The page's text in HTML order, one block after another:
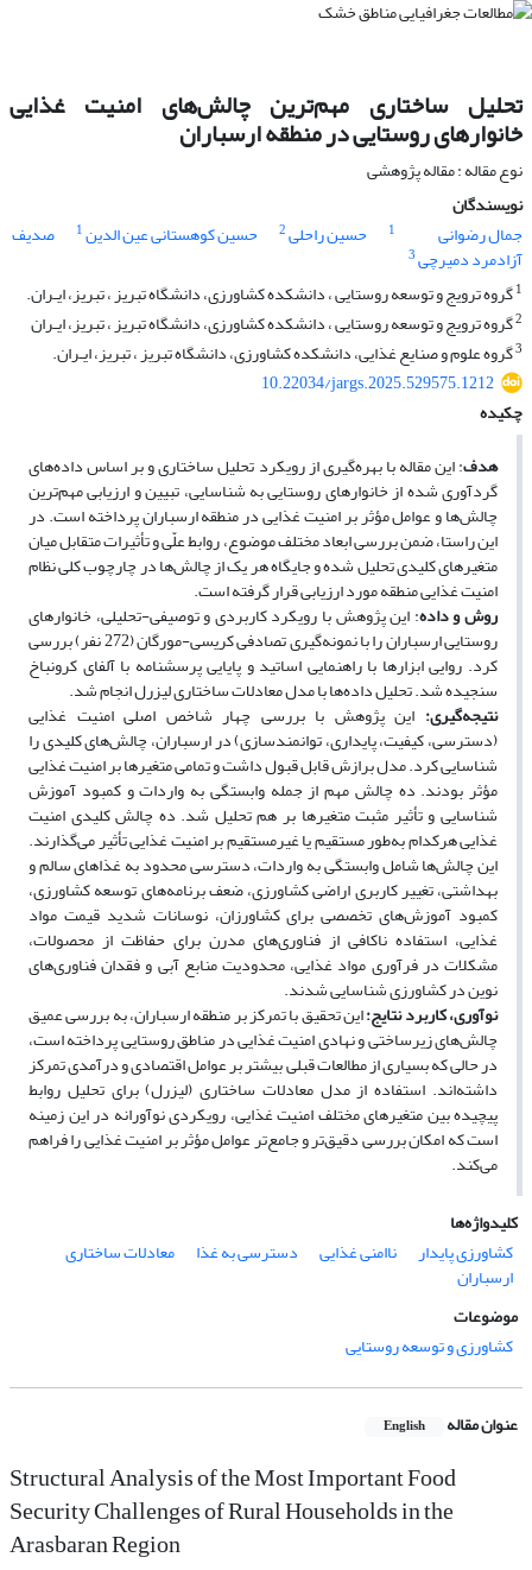
تحلیل ساختاری مهم‌ترین چالش‌های امنیت غذایی
خانوارهای روستایی در منطقه ارسباران
نوع مقاله : مقاله پژوهشی
نویسندگان
جمال رضوانی
1 حسین راحلی2 حسین کوهستانی عین الدین1 صدیف
آزادمرد دمیرچی3
1گروه ترویج و توسعه روستایی ، دانشکده کشاورزی، دانشگاه تبریز ، تبریز، ایـران.
2گروه ترویج و توسعه روستایی ، دانشکده کشاورزی، دانشگاه تبریز ، تبریز، ایـران
3گروه علوم و صنایع غذایی، دانشکده کشاورزی، دانشگاه تبریز ، تبریز، ایـران.
10.22034/jargs.2025.529575.1212
چکیده
هدف:این مقاله با بهره‌گیری از رویکرد تحلیل ساختاری و بر اساس داده‌های
گردآوری ‌شده از خانوارهای روستایی به شناسایی، تبیین و ارزیابی مهم‌ترین
چالش‌ها و عوامل مؤثر بر امنیت غذایی در منطقه ارسباران پرداخته است. در
این راستا، ضمن بررسی ابعاد مختلف موضوع، روابط علّی و تأثیرات متقابل میان
متغیرهای کلیدی تحلیل شده و جایگاه هر یک از چالش‌ها در چارچوب کلی نظام
امنیت غذایی منطقه مورد ارزیابی قرار گرفته است.
روش و داده: این پژوهش با رویکرد کاربردی و توصیفی-تحلیلی، خانوارهای
روستایی ارسباران را با نمونه‌گیری تصادفی کریسی-مورگان (272 نفر) بررسی
کرد. روایی ابزارها با راهنمایی اساتید و پایایی پرسشنامه با آلفای کرونباخ
سنجیده شد. تحلیل داده‌ها با مدل معادلات ساختاری لیزرل انجام شد.
نتیجه‌گیری: این پژوهش با بررسی چهار شاخص اصلی امنیت غذایی
(دسترسی، کیفیت، پایداری، توانمندسازی) در ارسباران، چالش‌های کلیدی را
شناسایی کرد. مدل برازش قابل ‌قبول داشت و تمامی متغیرها بر امنیت غذایی
مؤثر بودند. ده چالش مهم از جمله وابستگی به واردات و کمبود آموزش
شناسایی و تأثیر مثبت متغیرها بر هم تحلیل شد. ده چالش کلیدی امنیت
غذایی هرکدام به‌طور مستقیم یا غیرمستقیم بر امنیت غذایی تأثیر می‌گذارند.
این چالش‌ها شامل وابستگی به واردات، دسترسی محدود به غذاهای سالم و
بهداشتی، تغییر کاربری اراضی کشاورزی، ضعف برنامه‌های توسعه کشاورزی،
کمبود آموزش‌های تخصصی برای کشاورزان، نوسانات شدید قیمت مواد
غذایی، استفاده ناکافی از فناوری‌های مدرن برای حفاظت از محصولات،
مشکلات در فرآوری مواد غذایی، محدودیت منابع آبی و فقدان فناوری‌های
نوین در کشاورزیشناسایی شدند.
نوآوری، کاربرد نتایج:این تحقیق با تمرکز بر منطقه ارسباران، به بررسی عمیق
چالش‌های زیرساختی و نهادی امنیت غذایی در مناطق روستایی پرداخته است،
در حالی ‌که بسیاری از مطالعات قبلی بیشتر بر عوامل اقتصادی و درآمدی تمرکز
داشته‌اند. استفاده از مدل معادلات ساختاری (لیزرل) برای تحلیل روابط
پیچیده بین متغیرهای مختلف امنیت غذایی، رویکردی نوآورانه در این زمینه
است که امکان بررسی دقیق‌تر و جامع‌تر عوامل مؤثر بر امنیت غذایی را فراهم
می‌کند.
کلیدواژه‌ها
کشاورزی پایدار
ناامنی غذایی دسترسی به غذا معادلات ساختاری
ارسباران
موضوعات
کشاورزی و توسعه روستایی
عنوان مقاله English
Structural Analysis of the Most Important Food
Security Challenges of Rural Households in the
Arasbaran Region